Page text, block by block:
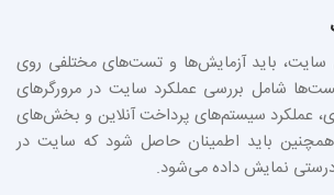
سایت، باید آزمایش‌ها و تست‌های مختلفی روی
شامل بررسی عملکرد سایت در مرورگرهای
عملکرد سیستم‌های پرداخت آنلاین و بخش‌های
باید اطمینان حاصل شود که سایت در
نمایش داده می‌شود.